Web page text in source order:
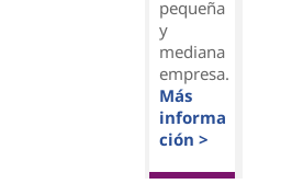
pequeña
y
mediana
empresa.
Más
informa
ción >